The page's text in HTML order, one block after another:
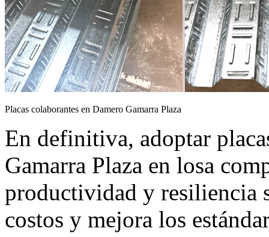
Placas colaborantes en Damero Gamarra Plaza
En definitiva, adoptar
Gamarra Plaza en losa
productividad y resiliencia
costos y mejora los